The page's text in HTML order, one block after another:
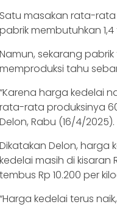
Satu masakan rata-rata
pabrik membutuhkan
Namun, sekarang
memproduksi tahu
“Karena harga kedelai
rata-rata produksinya
Delon, Rabu (16/4/2025).
Dikatakan Delon, harga
kedelai masih di kisaran
tembus Rp 10.200 per
“Harga kedelai terus